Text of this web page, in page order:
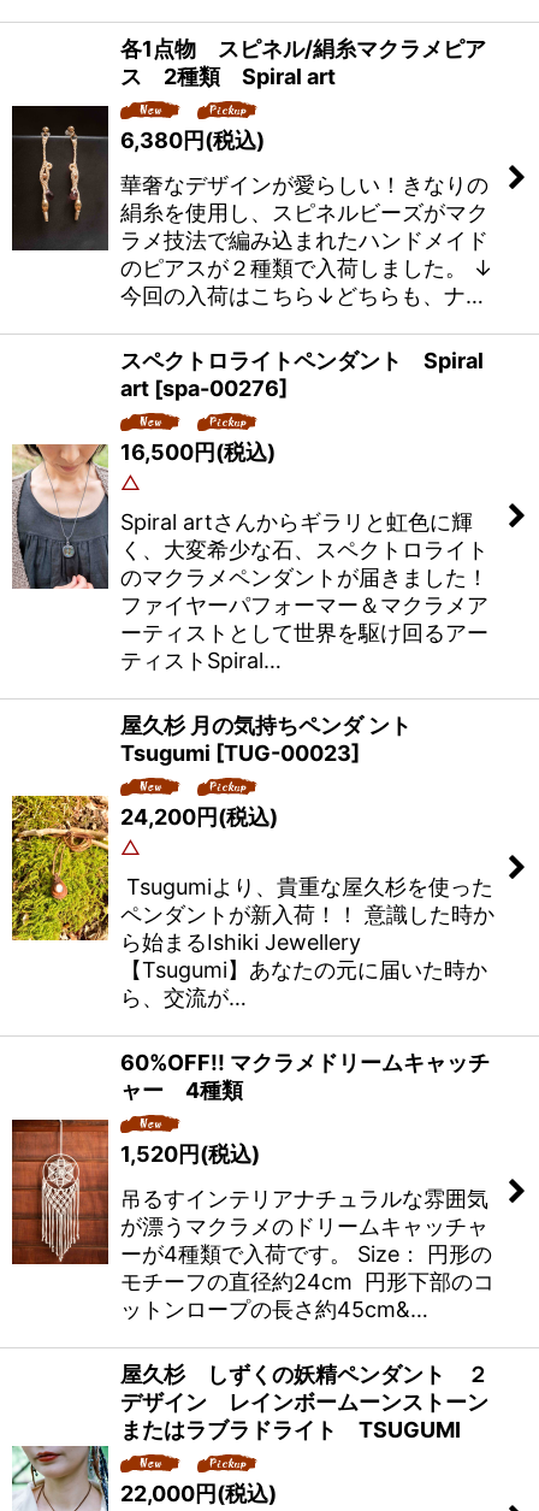
各1点物 スピネル/絹糸マクラメピア
ス 2種類 Spiral art
6,380円(税込)
華奢なデザインが愛らしい！きなりの
絹糸を使用し、スピネルビーズがマク
ラメ技法で編み込まれたハンドメイド
のピアスが２種類で入荷しました。 ↓
今回の入荷はこちら↓どちらも、ナ…
スペクトロライトペンダント Spiral
art [spa-00276]
16,500円(税込)
△
Spiral artさんからギラリと虹色に輝
く、大変希少な石、スペクトロライト
のマクラメペンダントが届きました！
ファイヤーパフォーマー＆マクラメア
ーティストとして世界を駆け回るアー
ティストSpiral…
屋久杉 月の気持ちペンダ ント
Tsugumi [TUG-00023]
24,200円(税込)
△
Tsugumiより、貴重な屋久杉を使った
ペンダントが新入荷！！ 意識した時か
ら始まるIshiki Jewellery
【Tsugumi】あなたの元に届いた時か
ら、交流が…
60%OFF!! マクラメドリームキャッチ
ャー 4種類
1,520円(税込)
吊るすインテリアナチュラルな雰囲気
が漂うマクラメのドリームキャッチャ
ーが4種類で入荷です。 Size： 円形の
モチーフの直径約24cm 円形下部のコ
ットンロープの長さ約45cm&…
屋久杉 しずくの妖精ペンダント ２
デザイン レインボームーンストーン
またはラブラドライト TSUGUMI
22,000円(税込)